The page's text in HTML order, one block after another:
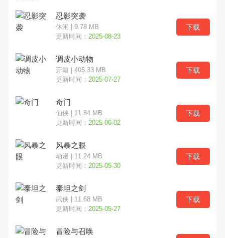
忍影突袭
休闲 | 9.78 MB
更新时间： 2025-08-23
下载
调皮小动物
开箱 | 405.33 MB
更新时间： 2025-07-27
下载
奇门
仙侠 | 11.84 MB
更新时间： 2025-06-02
下载
风暴之眼
动漫 | 11.24 MB
更新时间： 2025-05-30
下载
泰坦之剑
武侠 | 11.68 MB
更新时间： 2025-05-27
下载
冒险与召唤